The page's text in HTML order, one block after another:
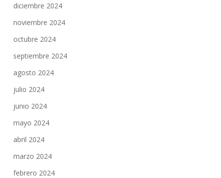
diciembre 2024
noviembre 2024
octubre 2024
septiembre 2024
agosto 2024
julio 2024
junio 2024
mayo 2024
abril 2024
marzo 2024
febrero 2024